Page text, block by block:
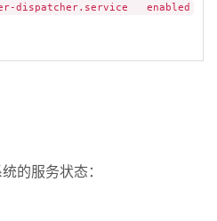
dispatcher.service enabled
的服务状态：